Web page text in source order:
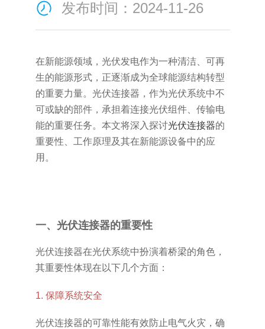
发布时间：2024-11-26
在新能源领域，光伏发电作为一种清洁、可再
生的能源形式，正逐渐成为全球能源结构转型
的重要力量。光伏连接器，作为光伏系统中不
可或缺的部件，承担着连接光伏组件、传输电
能的重要任务。本文将深入探讨光伏连接器的
重要性、工作原理及其在新能源设备中的应
用。
一、光伏连接器的重要性
光伏连接器在光伏系统中扮演着桥梁的角色，
其重要性体现在以下几个方面：
1. 保障系统安全
光伏连接器的可靠性能有效防止电气火灾，确